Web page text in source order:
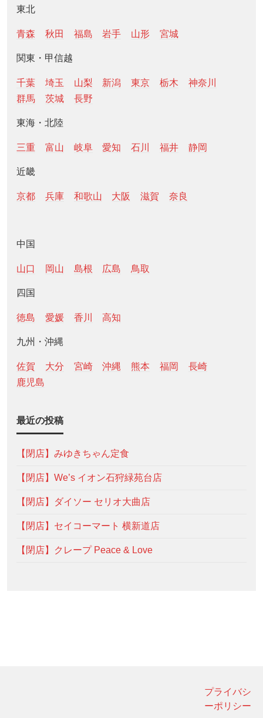
東北
青森 秋田 福島 岩手 山形 宮城
関東・甲信越
千葉 埼玉 山梨 新潟 東京 栃木
神奈川
群馬
茨城 長野
東海・北陸
三重 富山 岐阜 愛知 石川 福井 静岡
近畿
京都 兵庫 和歌山 大阪 滋賀 奈良
中国
山口 岡山 島根 広島 鳥取
四国
徳島 愛媛 香川 高知
九州・沖縄
佐賀 大分 宮崎 沖縄 熊本 福岡
長崎
鹿児島
最近の投稿
【閉店】みゆきちゃん定食
【閉店】We’s イオン石狩緑苑台店
【閉店】ダイソー セリオ大曲店
【閉店】セイコーマート 横新道店
【閉店】クレープ Peace & Love
プライバシ
ーポリシー